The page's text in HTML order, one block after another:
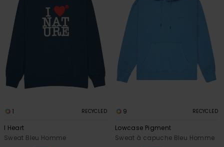
1 RECYCLED
I Heart
Sweat Bleu Homme
9 RECYCLED
Lowcase Pigment
Sweat à capuche Bleu Homme